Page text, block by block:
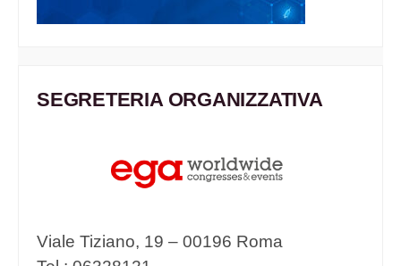
SEGRETERIA ORGANIZZATIVA
Viale Tiziano, 19 – 00196 Roma